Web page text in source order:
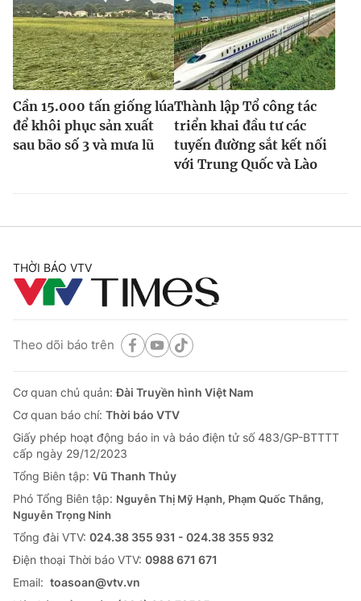
Cần 15.000 tấn giống lúa
để khôi phục sản xuất
sau bão số 3 và mưa lũ
Thành lập Tổ công tác
triển khai đầu tư các
tuyến đường sắt kết nối
với Trung Quốc và Lào
THỜI BÁO VTV
Theo dõi báo trên
Cơ quan chủ quản:Đài Truyền hình Việt Nam
Cơ quan báo chí: Thời báo VTV
Giấy phép hoạt động báo in và báo điện tử số 483/GP-BTTTT
cấp ngày 29/12/2023
Tổng Biên tập: Vũ Thanh Thủy
Phó Tổng Biên tập: Nguyễn Thị Mỹ Hạnh, Phạm Quốc Thắng,
Nguyễn Trọng Ninh
Tổng đài VTV: 024.38 355 931 - 024.38 355 932
Ðiện thoại Thời báo VTV: 0988 671 671
Email: toasoan@vtv.vn